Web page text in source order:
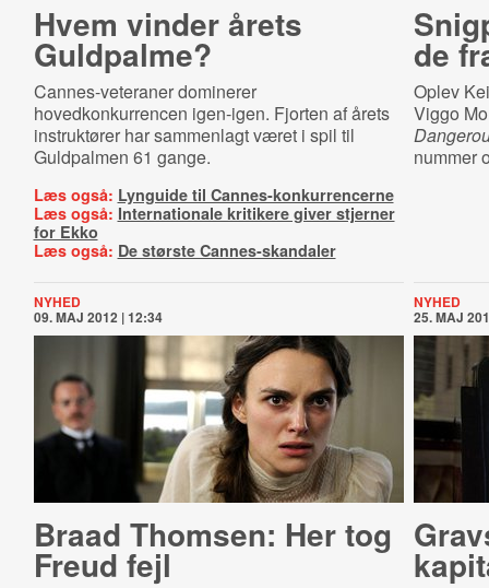
Hvem vinder årets
Guldpalme?
Cannes-veteraner dominerer
hovedkonkurrencen igen-igen. Fjorten af årets
instruktører har sammenlagt været i spil til
Guldpalmen 61 gange.
Læs også: Lynguide til Cannes-konkurrencerne
Læs også: Internationale kritikere giver stjerner
for Ekko
Læs også: De største Cannes-skandaler
de
Oplev
Viggo
nummer
NYHED
09. MAJ 2012 | 12:34
Braad Thomsen: Her tog
Freud fejl
NYHED
25. MAJ